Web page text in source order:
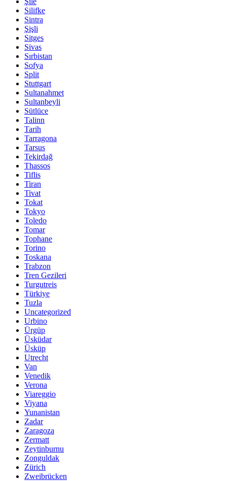
Silifke
Sintra
Şişli
Sitges
Sivas
Sırbistan
Sofya
Split
Stuttgart
Sultanahmet
Sultanbeyli
Sütlüce
Talinn
Tarih
Tarragona
Tarsus
Tekirdağ
Thassos
Tiflis
Tiran
Tivat
Tokat
Tokyo
Toledo
Tomar
Tophane
Torino
Toskana
Trabzon
Tren Gezileri
Turgutreis
Türkiye
Tuzla
Uncategorized
Urbino
Ürgüp
Üsküdar
Üsküp
Utrecht
Van
Venedik
Verona
Viareggio
Viyana
Yunanistan
Zadar
Zaragoza
Zermatt
Zeytinburnu
Zonguldak
Zürich
Zweibrücken